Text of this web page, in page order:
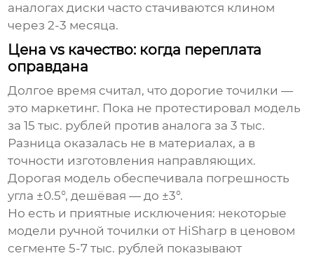
аналогах диски часто стачиваются клином
через 2-3 месяца.
Цена vs качество: когда переплата
оправдана
Долгое время считал, что дорогие точилки —
это маркетинг. Пока не протестировал модель
за 15 тыс. рублей против аналога за 3 тыс.
Разница оказалась не в материалах, а в
точности изготовления направляющих.
Дорогая модель обеспечивала погрешность
угла ±0.5°, дешёвая — до ±3°.
Но есть и приятные исключения: некоторые
модели ручной точилки от HiSharp в ценовом
сегменте 5-7 тыс. рублей показывают